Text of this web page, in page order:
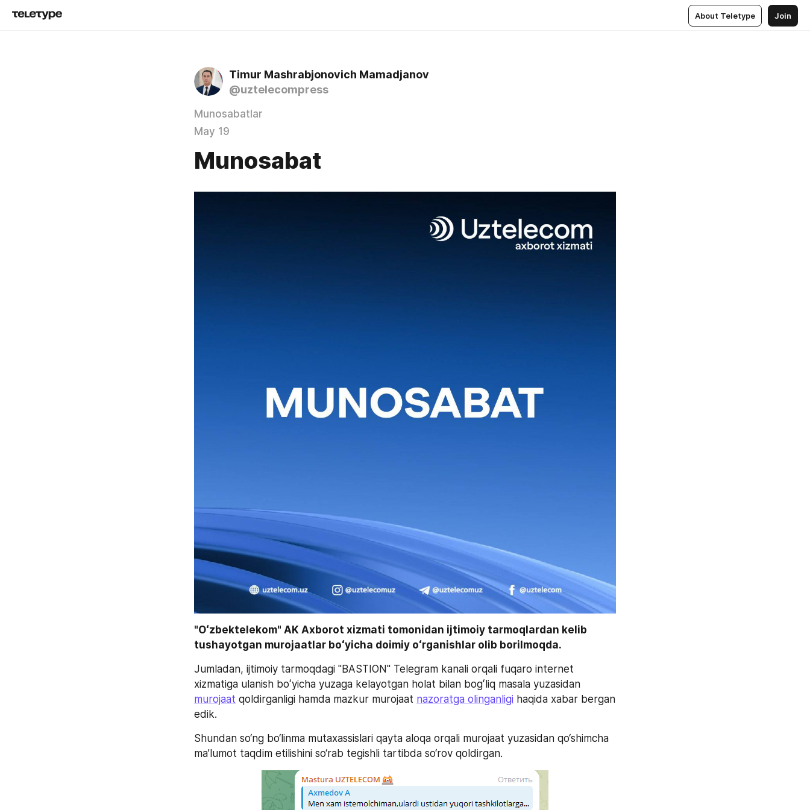
About Teletype Join
Timur Mashrabjonovich Mamadjanov
@uztelecompress
Munosabatlar
May 19
Munosabat
"Oʻzbektelekom" AK Axborot xizmati tomonidan ijtimoiy tarmoqlardan kelib
tushayotgan murojaatlar boʻyicha doimiy oʻrganishlar olib borilmoqda.
Jumladan, ijtimoiy tarmoqdagi "BASTION" Telegram kanali orqali fuqaro internet
murojaat qoldirganligi hamda mazkur murojaat nazoratga olinganligi haqida xabar bergan
edik.
Shundan so‘ng bo‘linma mutaxassislari qayta aloqa orqali murojaat yuzasidan qo‘shimcha
ma’lumot taqdim etilishini so‘rab tegishli tartibda so‘rov qoldirgan.